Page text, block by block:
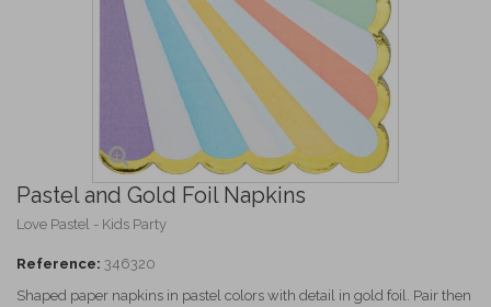
Pastel and Gold Foil Napkins
Love Pastel - Kids Party
Reference: 346320
Shaped paper napkins in pastel colors with detail in gold foil. Pair then